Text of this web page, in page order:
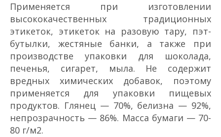
Применяется при изготовлении
высококачественных традиционных
этикеток, этикеток на разовую тару, пэт­
бутылки, жестяные банки, а также при
производстве упаковки для шоколада,
печенья, сигарет, мыла. Не содержит
вредных химических добавок, поэтому
применяется для упаковки пищевых
продуктов. Глянец — 70%, белизна — 92%,
непрозрачность — 86%. Масса бумаги — 70­
80 г/м2.